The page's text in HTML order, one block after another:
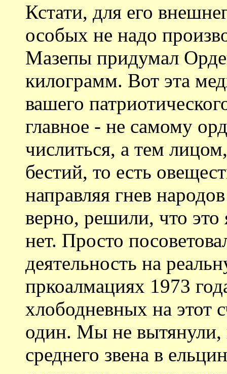
Кстати, для его
особых не надо
Мазепы придумал
килограмм. Вот эта
вашего
главное - не самому
числиться, а тем
бестий, то есть
направляя гнев
верно, решили, что это
нет. Просто
деятельность на
пркоалмациях 1973
хлободневных на этот
один. Мы не вытянули,
среднего звена в